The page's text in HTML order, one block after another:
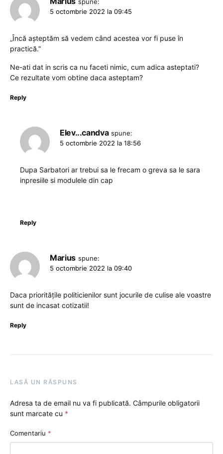
5 octombrie 2022 la 09:45
„Încă așteptăm să vedem când acestea vor fi puse în
practică.”
Ne-ati dat in scris ca nu faceti nimic, cum adica asteptati?
Ce rezultate vom obtine daca asteptam?
Reply
Elev...candva spune:
5 octombrie 2022 la 18:56
Dupa Sarbatori ar trebui sa le frecam o greva sa le sara
inpresiile si modulele din cap
Reply
Marius spune:
5 octombrie 2022 la 09:40
Daca prioritățile politicienilor sunt jocurile de culise ale voastre
sunt de incasat cotizatii!
Reply
LASĂ UN RĂSPUNS
Adresa ta de email nu va fi publicată. Câmpurile obligatorii
sunt marcate cu *
Comentariu *